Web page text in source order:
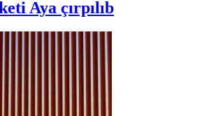
Aya çırpılıb